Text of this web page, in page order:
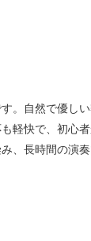
。自然で優し
軽快で、初心
、長時間の演